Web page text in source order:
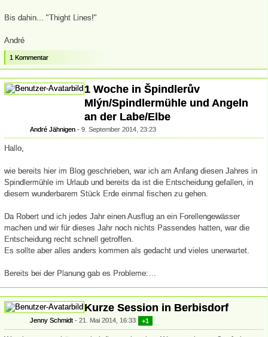
Bis dahin... "Thight Lines!"
André
1 Kommentar
1 Woche in Špindlerův
Mlýn/Spindlermühle und Angeln
an der Labe/Elbe
André Jähnigen 9. September 2014, 23:23
Hallo,
wie bereits hier im Blog geschrieben, war ich am Anfang diesen Jahres in
Spindlermühle im Urlaub und bereits da ist die Entscheidung gefallen, in
diesem wunderbarem Stück Erde einmal fischen zu gehen.
Da Robert und ich jedes Jahr einen Ausflug an ein Forellengewässer
machen und wir für dieses Jahr noch nichts Passendes hatten, war die
Entscheidung recht schnell getroffen.
Es sollte aber alles anders kommen als gedacht und vieles unerwartet.
Bereits bei der Planung gab es Probleme:…
Kurze Session in Berbisdorf
Jenny Schmidt 21. Mai 2014, 16:33 +1